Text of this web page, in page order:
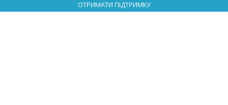
ОТРИМАТИ ПІДТРИМКУ